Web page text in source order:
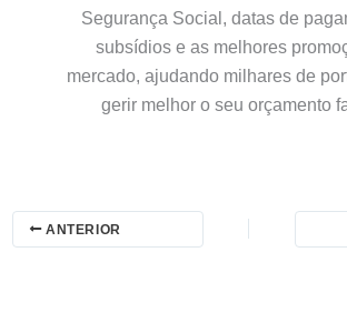
Segurança Social, datas de
subsídios e as melhores
mercado, ajudando milhares de
gerir melhor o seu orçamento
ANTERIOR